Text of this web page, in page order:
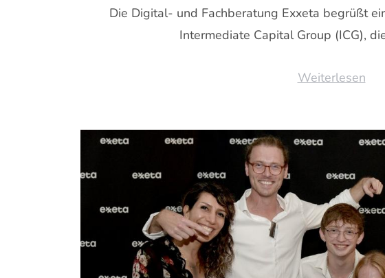
Die Digital- und Fachberatung Exxeta begrüßt
Intermediate Capital Group (ICG),
Weiterlesen